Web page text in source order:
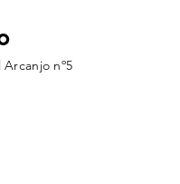
Arcanjo nº5